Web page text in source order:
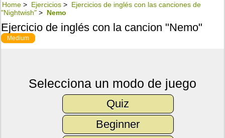
Home > Ejercicios > Ejercicios de inglés con las canciones de
"Nightwish" > Nemo
Ejercicio de inglés con la cancion "Nemo"
Medium
Selecciona un modo de juego
Quiz
Beginner